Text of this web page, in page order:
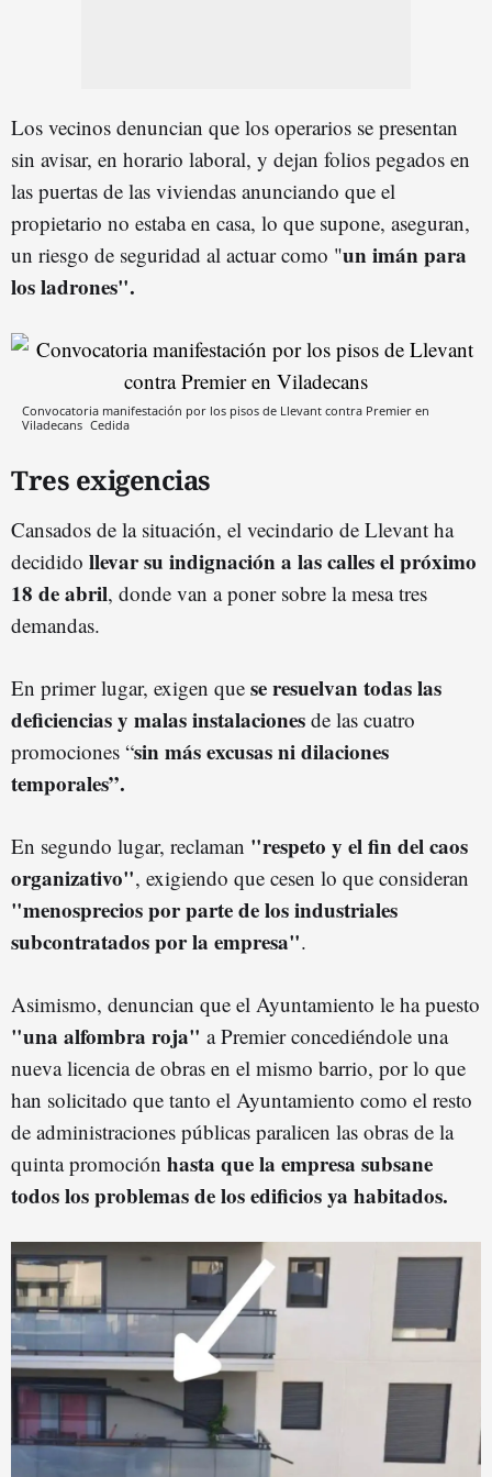
Los vecinos denuncian que los operarios se presentan
sin avisar, en horario laboral, y dejan folios pegados en
las puertas de las viviendas anunciando que el
propietario no estaba en casa, lo que supone, aseguran,
un riesgo de seguridad al actuar como "un imán para
los ladrones".
Convocatoria manifestación por los pisos de Llevant contra Premier en
Viladecans Cedida
Tres exigencias
Cansados de la situación, el vecindario de Llevant ha
decidido llevar su indignación a las calles el próximo
18 de abril, donde van a poner sobre la mesa tres
demandas.
En primer lugar, exigen que se resuelvan todas las
deficiencias y malas instalaciones de las cuatro
promociones “sin más excusas ni dilaciones
temporales”.
En segundo lugar, reclaman "respeto y el fin del caos
organizativo", exigiendo que cesen lo que consideran
"menosprecios por parte de los industriales
subcontratados por la empresa".
Asimismo, denuncian que el Ayuntamiento le ha puesto
"una alfombra roja" a Premier concediéndole una
nueva licencia de obras en el mismo barrio, por lo que
han solicitado que tanto el Ayuntamiento como el resto
de administraciones públicas paralicen las obras de la
quinta promoción hasta que la empresa subsane
todos los problemas de los edificios ya habitados.